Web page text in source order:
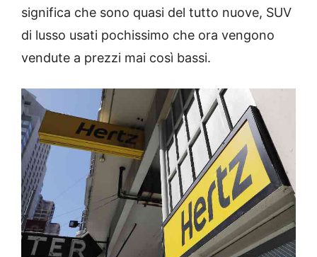
significa che sono quasi del tutto nuove, SUV
di lusso usati pochissimo che ora vengono
vendute a prezzi mai così bassi.